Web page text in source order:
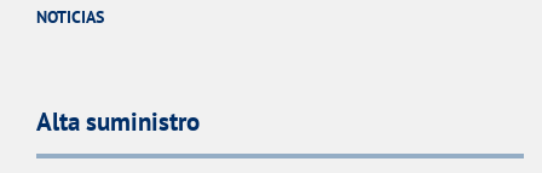
NOTICIAS
Alta suministro